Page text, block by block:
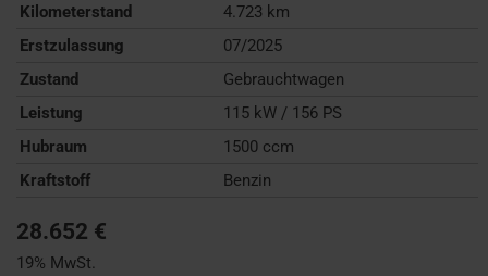
Kilometerstand
4.723 km
Erstzulassung
07/2025
Zustand
Gebrauchtwagen
Leistung
115 kW / 156 PS
Hubraum
1500 ccm
Kraftstoff
Benzin
28.652 €
19% MwSt.